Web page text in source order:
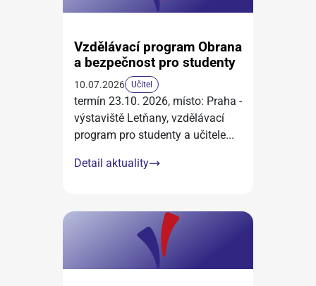
Vzdělávací program Obrana
a bezpečnost pro studenty
10.07.2026 Učitel
termín 23.10. 2026, místo: Praha -
výstaviště Letňany, vzdělávací
program pro studenty a učitele...
Detail aktuality